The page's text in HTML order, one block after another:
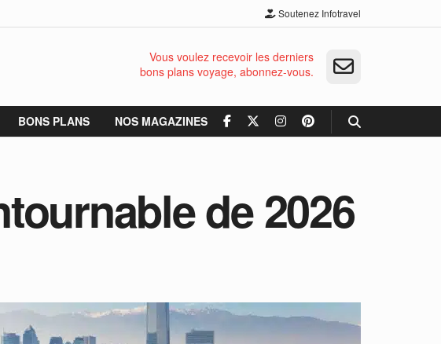
Soutenez Infotravel
Vous voulez recevoir les derniers
bons plans voyage, abonnez-vous.
BONS PLANS NOS MAGAZINES
de 2026